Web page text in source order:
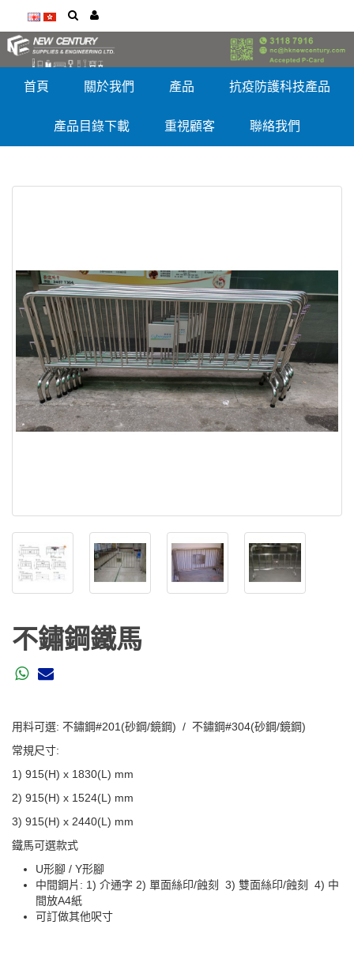
首頁 關於我們 產品 抗疫防護科技產品
產品目錄下載 重視顧客 聯絡我們
不鏽鋼鐵馬
用料可選: 不鏽鋼#201(砂鋼/鏡鋼) / 不鏽鋼#304(砂鋼/鏡鋼)
常規尺寸:
1) 915(H) x 1830(L) mm
2) 915(H) x 1524(L) mm
3) 915(H) x 2440(L) mm
鐵馬可選款式
U形腳 / Y形腳
中間鋼片: 1) 介通字 2) 單面絲印/蝕刻 3) 雙面絲印/蝕刻 4) 中
間放A4紙
可訂做其他呎寸